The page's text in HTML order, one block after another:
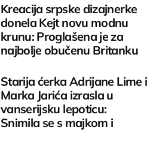
Kreacija srpske dizajnerke
donela Kejt novu modnu
krunu: Proglašena je za
najbolje obučenu Britanku
Starija ćerka Adrijane Lime i
Marka Jarića izrasla u
vanserijsku lepoticu:
Snimila se s majkom i